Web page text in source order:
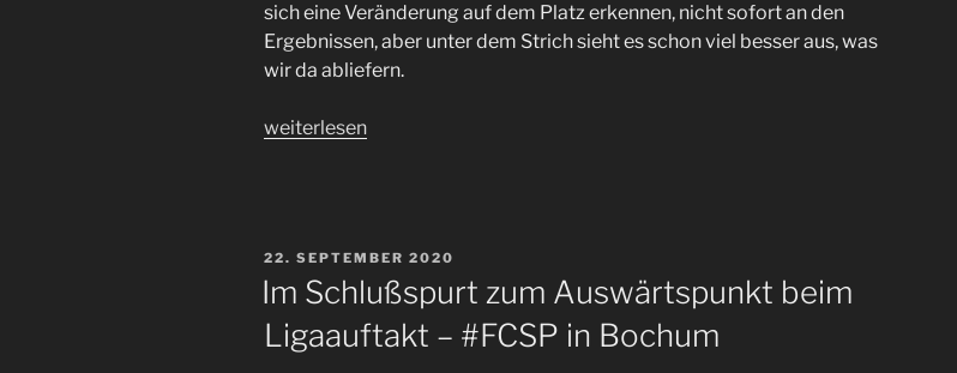
sich eine Veränderung auf dem Platz erkennen, nicht sofort an den
Ergebnissen, aber unter dem Strich sieht es schon viel besser aus, was
wir da abliefern.
„Der
neue
Jahr.
Ein
kleiner
weiterlesen
VERÖFFENTLICHT
AM
22. SEPTEMBER 2020
Im Schlußspurt zum Auswärtspunkt beim
Ligaauftakt – #FCSP in Bochum